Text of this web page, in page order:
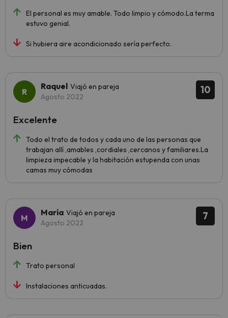
El personal es muy amable. Todo limpio y cómodo.La terma
estuvo genial.
Si hubiera aire acondicionado sería perfecto.
10
Raquel Viajó en pareja
Agosto 2022
Todo el trato de todos y cada uno de las personas que
trabajan allí ,amables ,cordiales ,cercanos y familiares.La
limpieza impecable y la habitación estupenda con unas
camas muy cómodas
Excelente
7
María Viajó en pareja
Agosto 2022
Trato personal
Instalaciones anticuadas.
Bien